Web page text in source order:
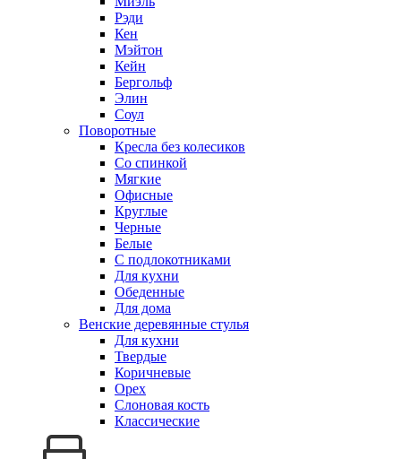
Рэди
Кен
Мэйтон
Кейн
Бергольф
Элин
Соул
Поворотные
Кресла без колесиков
Со спинкой
Мягкие
Офисные
Круглые
Черные
Белые
С подлокотниками
Для кухни
Обеденные
Для дома
Венские деревянные стулья
Для кухни
Твердые
Коричневые
Орех
Слоновая кость
Классические